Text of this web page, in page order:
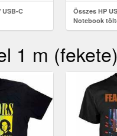
USB-C
Összes HP
Notebook
1 m (fekete)